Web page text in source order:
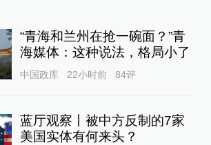
“青海和兰州在抢一碗面？”青
海媒体：这种说法，格局小了
中国政库 22小时前 84评
蓝厅观察丨被中方反制的7家
美国实体有何来头？